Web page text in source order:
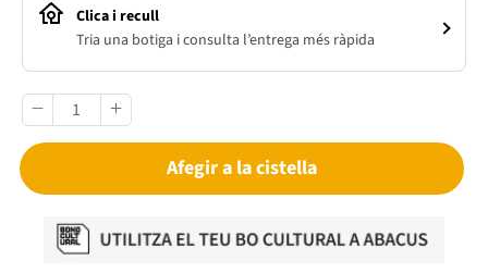
Clica i recull
Tria una botiga i consulta l’entrega més ràpida
Afegir a la cistella